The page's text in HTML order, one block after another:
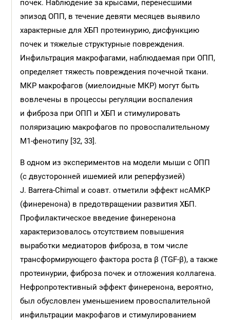
почек. Наблюдение за крысами, перенесшими
эпизод ОПП, в течение девяти месяцев выявило
характерные для ХБП протеинурию, дисфункцию
почек и тяжелые структурные повреждения.
Инфильтрация макрофагами, наблюдаемая при ОПП,
определяет тяжесть повреждения почечной ткани.
МКР макрофагов (миелоидные МКР) могут быть
вовлечены в процессы регуляции воспаления
и фиброза при ОПП и ХБП и стимулировать
поляризацию макрофагов по провоспалительному
М1-фенотипу [32, 33].
В одном из экспериментов на модели мыши с ОПП
(с двусторонней ишемией или реперфузией)
J. Barrera-Chimal и соавт. отметили эффект нсАМКР
(финеренона) в предотвращении развития ХБП.
Профилактическое введение финеренона
характеризовалось отсутствием повышения
выработки медиаторов фиброза, в том числе
трансформирующего фактора роста β (TGF-β), а также
протеинурии, фиброза почек и отложения коллагена.
Нефропротективный эффект финеренона, вероятно,
был обусловлен уменьшением провоспалительной
инфильтрации макрофагов и стимулированием